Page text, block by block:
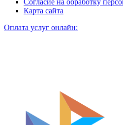
Карта сайта
Оплата услуг онлайн: